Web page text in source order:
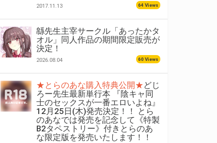
2017.11.13 64 Views
緜先生主宰サークル「あったかタ
オル」同人作品の期間限定販売が
決定！
2026.08.04 60 Views
★とらのあな購入特典公開★どじ
ろー先生最新単行本 『陰キャ同
士のセックスが一番エロいよね』
12月25日(木)発売決定！！ とら
のあなでは発売を記念して《特製
B2タペストリー》付きとらのあ
な限定版を発売いたします！！